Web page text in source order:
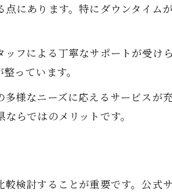
にあります。特にダウンタイム
フによる丁寧なサポートが受け
っています。
様なニーズに応えるサービスが
らではのメリットです。
検討することが重要です。公式